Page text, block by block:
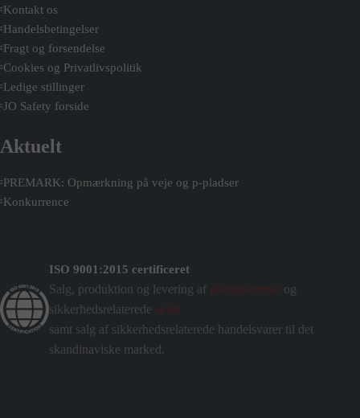
Kontakt os
Handelsbetingelser
Fragt og forsendelse
Cookies og Privatlivspolitik
Ledige stillinger
JO Safety forside
Aktuelt
PREMARK: Opmærkning på veje og p-pladser
Konkurrence
ISO 9001:2015 certificeret
Salg, produktion og levering af piktogrammer og
sikkerhedsrelaterede skilte
samt salg af sikkerhedsrelaterede handelsvarer til det
skandinaviske marked.